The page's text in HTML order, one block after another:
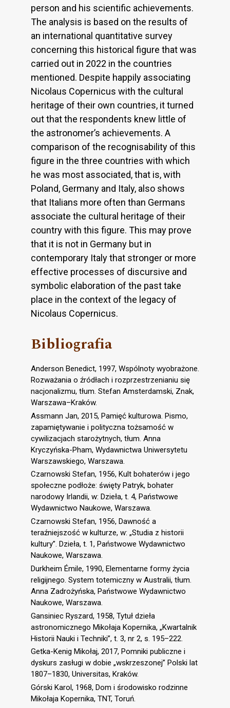
person and his scientific achievements.
The analysis is based on the results of
an international quantitative survey
concerning this historical figure that was
carried out in 2022 in the countries
mentioned. Despite happily associating
Nicolaus Copernicus with the cultural
heritage of their own countries, it turned
out that the respondents knew little of
the astronomer’s achievements. A
comparison of the recognisability of this
figure in the three countries with which
he was most associated, that is, with
Poland, Germany and Italy, also shows
that Italians more often than Germans
associate the cultural heritage of their
country with this figure. This may prove
that it is not in Germany but in
contemporary Italy that stronger or more
effective processes of discursive and
symbolic elaboration of the past take
place in the context of the legacy of
Nicolaus Copernicus.
Bibliografia
Anderson Benedict, 1997, Wspólnoty wyobrażone.
Rozważania o źródłach i rozprzestrzenianiu się
nacjonalizmu, tłum. Stefan Amsterdamski, Znak,
Warszawa–Kraków.
Assmann Jan, 2015, Pamięć kulturowa. Pismo,
zapamiętywanie i polityczna tożsamość w
cywilizacjach starożytnych, tłum. Anna
Kryczyńska-Pham, Wydawnictwa Uniwersytetu
Warszawskiego, Warszawa.
Czarnowski Stefan, 1956, Kult bohaterów i jego
społeczne podłoże: święty Patryk, bohater
narodowy Irlandii, w: Dzieła, t. 4, Państwowe
Wydawnictwo Naukowe, Warszawa.
Czarnowski Stefan, 1956, Dawność a
teraźniejszość w kulturze, w: „Studia z historii
kultury”. Dzieła, t. 1, Państwowe Wydawnictwo
Naukowe, Warszawa.
Durkheim Émile, 1990, Elementarne formy życia
religijnego. System totemiczny w Australii, tłum.
Anna Zadrożyńska, Państwowe Wydawnictwo
Naukowe, Warszawa.
Gansiniec Ryszard, 1958, Tytuł dzieła
astronomicznego Mikołaja Kopernika, „Kwartalnik
Historii Nauki i Techniki”, t. 3, nr 2, s. 195–222.
Getka-Kenig Mikołaj, 2017, Pomniki publiczne i
dyskurs zasługi w dobie „wskrzeszonej” Polski lat
1807–1830, Universitas, Kraków.
Górski Karol, 1968, Dom i środowisko rodzinne
Mikołaja Kopernika, TNT, Toruń.